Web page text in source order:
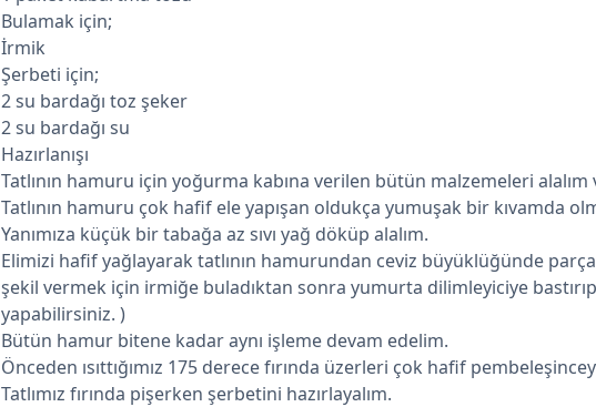
Bulamak için;
İrmik
Şerbeti için;
2 su bardağı toz şeker
2 su bardağı su
Hazırlanışı
Tatlının hamuru için yoğurma kabına verilen bütün malzemeleri alalım
Tatlının hamuru çok hafif ele yapışan oldukça yumuşak bir kıvamda
Yanımıza küçük bir tabağa az sıvı yağ döküp alalım.
Elimizi hafif yağlayarak tatlının hamurundan ceviz büyüklüğünde
şekil vermek için irmiğe buladıktan sonra yumurta dilimleyiciye
yapabilirsiniz. )
Bütün hamur bitene kadar aynı işleme devam edelim.
Önceden ısıttığımız 175 derece fırında üzerleri çok hafif
Tatlımız fırında pişerken şerbetini hazırlayalım.